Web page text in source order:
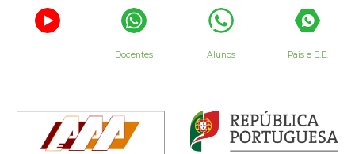
Docentes Alunos Pais e E.E.